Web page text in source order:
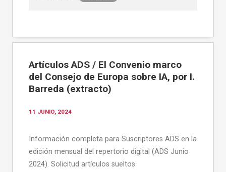
Artículos ADS / El Convenio marco
del Consejo de Europa sobre IA, por I.
Barreda (extracto)
11 JUNIO, 2024
Información completa para Suscriptores ADS en la
edición mensual del repertorio digital (ADS Junio
2024). Solicitud artículos sueltos